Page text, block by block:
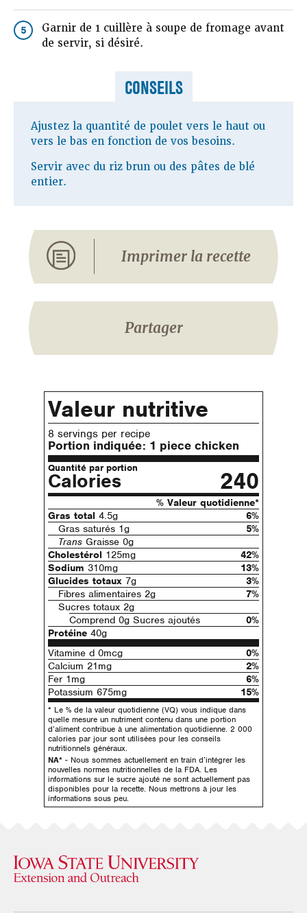
5
Garnir de 1 cuillère à soupe de fromage avant
de servir, si désiré.
CONSEILS
Ajustez la quantité de poulet vers le haut ou
vers le bas en fonction de vos besoins.
Servir avec du riz brun ou des pâtes de blé
entier.
Imprimer la recette
Partager
Valeur nutritive
8 servings per recipe
Portion indiquée: 1 piece chicken
Quantité par portion
Calories 240
% Valeur quotidienne*
Gras total 4.5g
6%
Gras saturés 1g
5%
Trans Graisse 0g
Cholestérol 125mg
42%
Sodium 310mg
13%
Glucides totaux 7g
3%
Fibres alimentaires 2g
7%
Sucres totaux 2g
Comprend 0g Sucres ajoutés
0%
Protéine 40g
Vitamine d 0mcg
0%
Calcium 21mg
2%
Fer 1mg
6%
Potassium 675mg
15%
* Le % de la valeur quotidienne (VQ) vous indique dans
quelle mesure un nutriment contenu dans une portion
d’aliment contribue à une alimentation quotidienne. 2 000
calories par jour sont utilisées pour les conseils
nutritionnels généraux.
NA* - Nous sommes actuellement en train d’intégrer les
nouvelles normes nutritionnelles de la FDA. Les
informations sur le sucre ajouté ne sont actuellement pas
disponibles pour la recette. Nous mettrons à jour les
informations sous peu.